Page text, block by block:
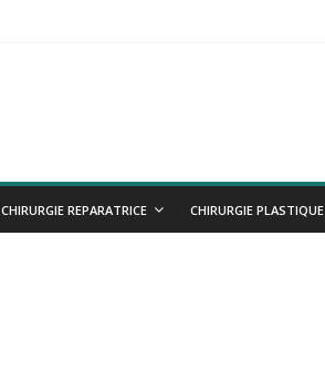
CHIRURGIE REPARATRICE CHIRURGIE PLASTIQUE